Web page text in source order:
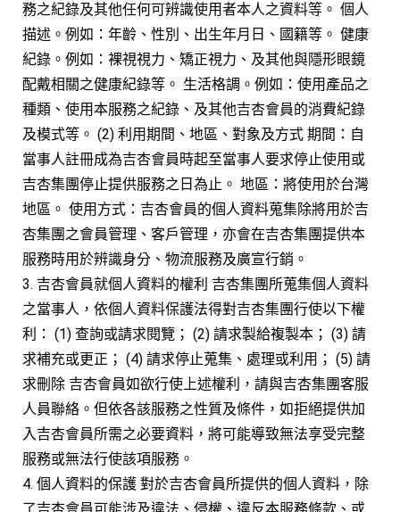
務之紀錄及其他任何可辨識使用者本人之資料等。 個人
描述。例如：年齡、性別、出生年月日、國籍等。 健康
紀錄。例如：裸視視力、矯正視力、及其他與隱形眼鏡
配戴相關之健康紀錄等。 生活格調。例如：使用產品之
種類、使用本服務之紀錄、及其他吉杏會員的消費紀錄
及模式等。 (2) 利用期間、地區、對象及方式 期間：自
當事人註冊成為吉杏會員時起至當事人要求停止使用或
吉杏集團停止提供服務之日為止。 地區：將使用於台灣
地區。 使用方式：吉杏會員的個人資料蒐集除將用於吉
杏集團之會員管理、客戶管理，亦會在吉杏集團提供本
服務時用於辨識身分、物流服務及廣宣行銷。
3. 吉杏會員就個人資料的權利 吉杏集團所蒐集個人資料
之當事人，依個人資料保護法得對吉杏集團行使以下權
利： (1) 查詢或請求閱覽； (2) 請求製給複製本； (3) 請
求補充或更正； (4) 請求停止蒐集、處理或利用； (5) 請
求刪除 吉杏會員如欲行使上述權利，請與吉杏集團客服
人員聯絡。但依各該服務之性質及條件，如拒絕提供加
入吉杏會員所需之必要資料，將可能導致無法享受完整
服務或無法行使該項服務。
4. 個人資料的保護 對於吉杏會員所提供的個人資料，除